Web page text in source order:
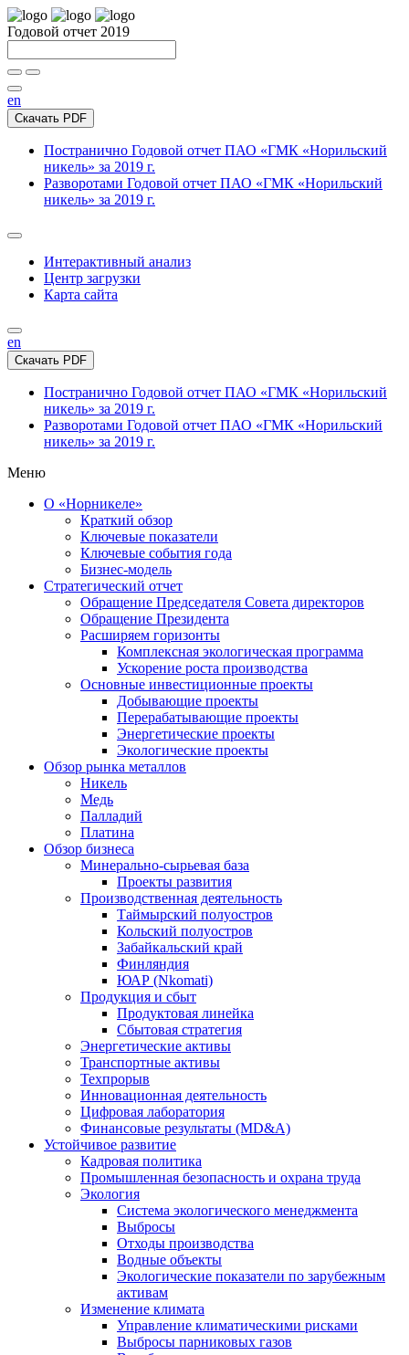
Годовой отчет 2019
en
Скачать PDF
Постранично Годовой отчет ПАО «ГМК «Норильский
никель» за 2019 г.
Разворотами Годовой отчет ПАО «ГМК «Норильский
никель» за 2019 г.
Интерактивный анализ
Центр загрузки
Карта сайта
en
Скачать PDF
Постранично Годовой отчет ПАО «ГМК «Норильский
никель» за 2019 г.
Разворотами Годовой отчет ПАО «ГМК «Норильский
никель» за 2019 г.
Меню
О «Норникеле»
Краткий обзор
Ключевые показатели
Ключевые события года
Бизнес-модель
Стратегический отчет
Обращение Председателя Совета директоров
Обращение Президента
Расширяем горизонты
Комплексная экологическая программа
Ускорение роста производства
Основные инвестиционные проекты
Добывающие проекты
Перерабатывающие проекты
Энергетические проекты
Экологические проекты
Обзор рынка металлов
Никель
Медь
Палладий
Платина
Обзор бизнеса
Минерально-сырьевая база
Проекты развития
Производственная деятельность
Таймырский полуостров
Кольский полуостров
Забайкальский край
Финляндия
ЮАР (Nkomati)
Продукция и сбыт
Продуктовая линейка
Сбытовая стратегия
Энергетические активы
Транспортные активы
Техпрорыв
Инновационная деятельность
Цифровая лаборатория
Финансовые результаты (MD&A)
Устойчивое развитие
Кадровая политика
Промышленная безопасность и охрана труда
Экология
Система экологического менеджмента
Выбросы
Отходы производства
Водные объекты
Экологические показатели по зарубежным
активам
Изменение климата
Управление климатическими рисками
Выбросы парниковых газов